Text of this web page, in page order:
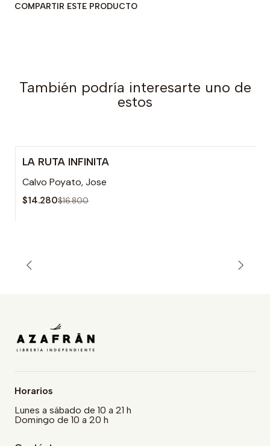
COMPARTIR ESTE PRODUCTO
También podría interesarte uno de
estos
-15% OFF
LA RUTA INFINITA
Calvo Poyato, Jose
$14.280$16.800
Horarios
Lunes a sábado de 10 a 21 h
Domingo de 10 a 20 h